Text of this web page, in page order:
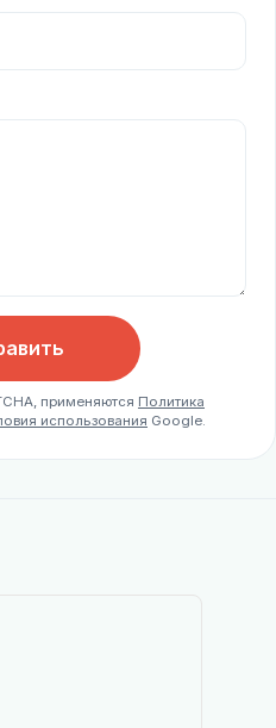
применяются Политика
использования Google.